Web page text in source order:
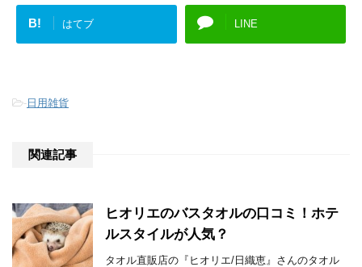
B! はてブ LINE
-日用雑貨
関連記事
ヒオリエのバスタオルの口コミ！ホテ
ルスタイルが人気？
タオル直販店の『ヒオリエ/日織恵』さんのタオル